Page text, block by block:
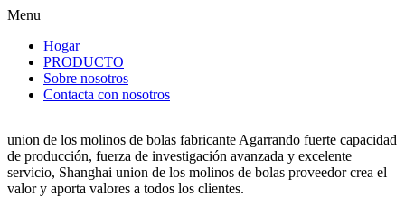
Menu
Hogar
PRODUCTO
Sobre nosotros
Contacta con nosotros
union de los molinos de bolas fabricante Agarrando fuerte capacidad
de producción, fuerza de investigación avanzada y excelente
servicio, Shanghai union de los molinos de bolas proveedor crea el
valor y aporta valores a todos los clientes.